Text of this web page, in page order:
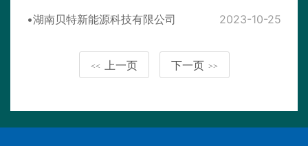
湖南贝特新能源科技有限公司 2023-10-25
<< 上一页 下一页 >>